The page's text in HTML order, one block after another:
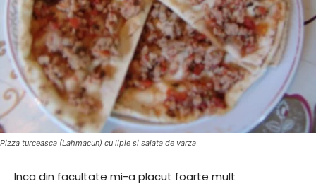
Pizza turceasca (Lahmacun) cu lipie si salata de varza
Inca din facultate mi-a placut foarte mult